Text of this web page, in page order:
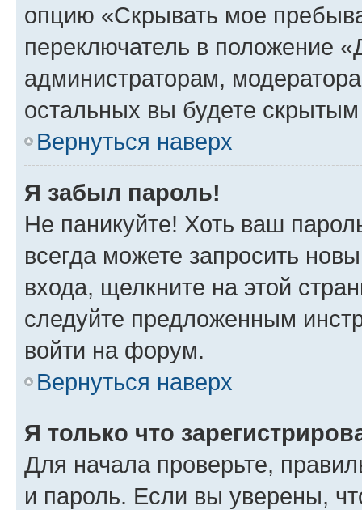
опцию «Скрывать мое
переключатель в положение
администраторам,
остальных вы будете
Вернуться наверх
Я забыл пароль!
Не паникуйте! Хоть ваш
всегда можете запросить
входа, щелкните на этой
следуйте предложенным
войти на форум.
Вернуться наверх
Я только что
Для начала проверьте,
и пароль. Если вы уверены,